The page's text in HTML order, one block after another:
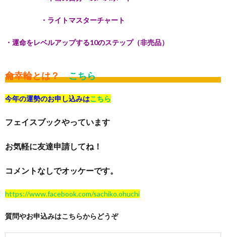
・ライトマスターチャート
・運命をレベルアップする10のステップ（非売品）
龠幸輪とは？ こちら
今年の運勢のお申し込みはこちら
フェイスブックやっています
お気軽に友達申請してね！
コメントなしでオッケーです。
https://www.facebook.com/sachiko.ohuchi
質問やお申込みはこちらからどうぞ